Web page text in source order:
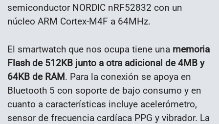
semiconductor NORDIC nRF52832 con un
núcleo ARM Cortex-M4F a 64MHz.
El smartwatch que nos ocupa tiene una memoria
Flash de 512KB junto a otra adicional de 4MB y
64KB de RAM. Para la conexión se apoya en
Bluetooth 5 con soporte de bajo consumo y en
cuanto a características incluye acelerómetro,
sensor de frecuencia cardíaca PPG y vibrador. La